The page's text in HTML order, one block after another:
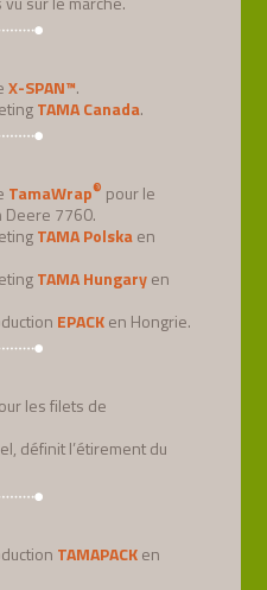
X-SPAN™.
TAMA Canada.
TamaWrap® pour le
Deere 7760.
TAMA Polskaen
TAMA Hungaryen
EPACKen Hongrie.
les filets de
définit l’étirement du
TAMAPACKen